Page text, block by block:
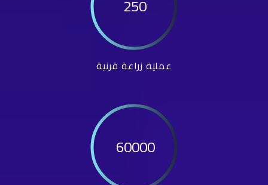
250
عملية زراعة قرنية
60000